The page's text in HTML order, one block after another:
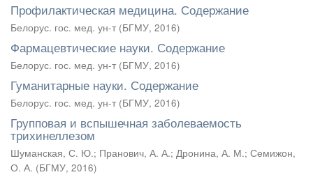
Профилактическая медицина. Содержание
Белорус. гос. мед. ун-т (БГМУ, 2016)
Фармацевтические науки. Содержание
Белорус. гос. мед. ун-т (БГМУ, 2016)
Гуманитарные науки. Содержание
Белорус. гос. мед. ун-т (БГМУ, 2016)
Групповая и вспышечная заболеваемость
трихинеллезом
Шуманская, С. Ю.; Пранович, А. А.; Дронина, А. М.; Семижон,
О. А. (БГМУ, 2016)